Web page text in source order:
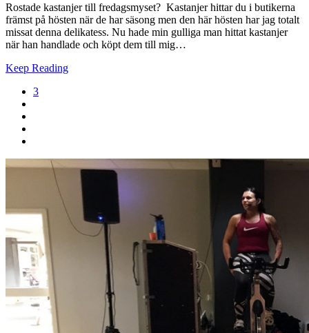
Rostade kastanjer till fredagsmyset? Kastanjer hittar du i butikerna
främst på hösten när de har säsong men den här hösten har jag totalt
missat denna delikatess. Nu hade min gulliga man hittat kastanjer
när han handlade och köpt dem till mig…
Keep Reading
3